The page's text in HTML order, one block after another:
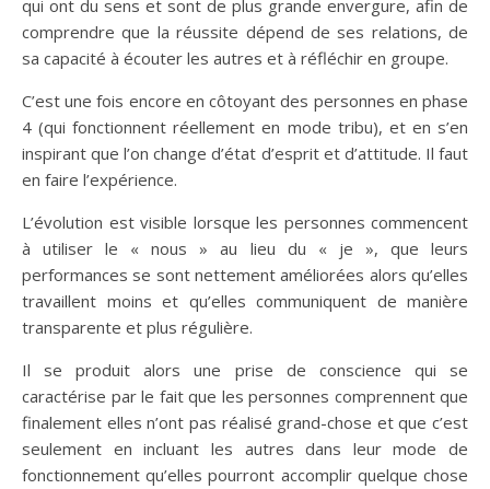
qui ont du sens et sont de plus grande envergure, afin de
comprendre que la réussite dépend de ses relations, de
sa capacité à écouter les autres et à réfléchir en groupe.
C’est une fois encore en côtoyant des personnes en phase
4 (qui fonctionnent réellement en mode tribu), et en s’en
inspirant que l’on change d’état d’esprit et d’attitude. Il faut
en faire l’expérience.
L’évolution est visible lorsque les personnes commencent
à utiliser le « nous » au lieu du « je », que leurs
performances se sont nettement améliorées alors qu’elles
travaillent moins et qu’elles communiquent de manière
transparente et plus régulière.
Il se produit alors une prise de conscience qui se
caractérise par le fait que les personnes comprennent que
finalement elles n’ont pas réalisé grand-chose et que c’est
seulement en incluant les autres dans leur mode de
fonctionnement qu’elles pourront accomplir quelque chose